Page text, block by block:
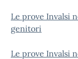
Le prove Invalsi
genitori
Le prove Invalsi